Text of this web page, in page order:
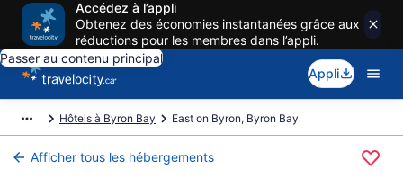
Accédez à l’appli
Obtenez des économies instantanées grâce aux
réductions pour les membres dans l’appli.
Passer au contenu principal
Appli
Hôtels à Byron Bay East on Byron, Byron Bay
Afficher tous les hébergements